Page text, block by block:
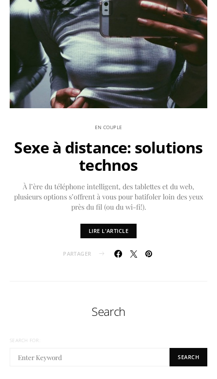
EN COUPLE
Sexe à distance: solutions
technos
À l’ère du téléphone intelligent, des tablettes et du web,
plusieurs options s’offrent à vous pour batifoler loin des yeux
près du fil (ou du wi-fi!).
LIRE L'ARTICLE
PARTAGER
Search
SEARCH FOR:
SEARCH